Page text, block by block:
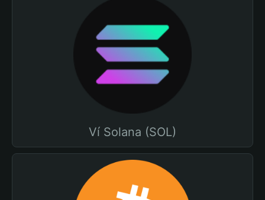
Ví Solana (SOL)